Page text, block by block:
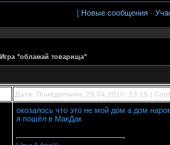
[ Новые сообщения·
Игра "обламай товарища"
Дата: Понедельник, 26.04.2010, 13:16 |
окозалось что это не мой дом а дом
я пошёл в МакДак